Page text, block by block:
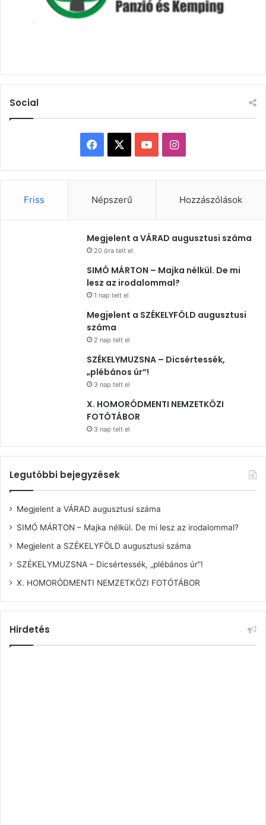
Social
Facebook YouTubeInstagram
Friss Népszerű Hozzászólások
Megjelent a VÁRAD augusztusi száma
20 óra telt el
SIMÓ MÁRTON – Majka nélkül. De mi
lesz az irodalommal?
1 nap telt el
Megjelent a SZÉKELYFÖLD augusztusi
száma
2 nap telt el
SZÉKELYMUZSNA – Dicsértessék,
„plébános úr”!
3 nap telt el
X. HOMORÓDMENTI NEMZETKÖZI
FOTÓTÁBOR
3 nap telt el
Legutóbbi bejegyzések
Megjelent a VÁRAD augusztusi száma
SIMÓ MÁRTON – Majka nélkül. De mi lesz az irodalommal?
Megjelent a SZÉKELYFÖLD augusztusi száma
SZÉKELYMUZSNA – Dicsértessék, „plébános úr”!
X. HOMORÓDMENTI NEMZETKÖZI FOTÓTÁBOR
Hirdetés